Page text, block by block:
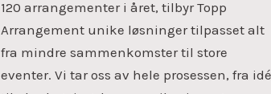
120 arrangementer i året, tilbyr Topp
Arrangement unike løsninger tilpasset alt
fra mindre sammenkomster til store
eventer. Vi tar oss av hele prosessen, fra idé